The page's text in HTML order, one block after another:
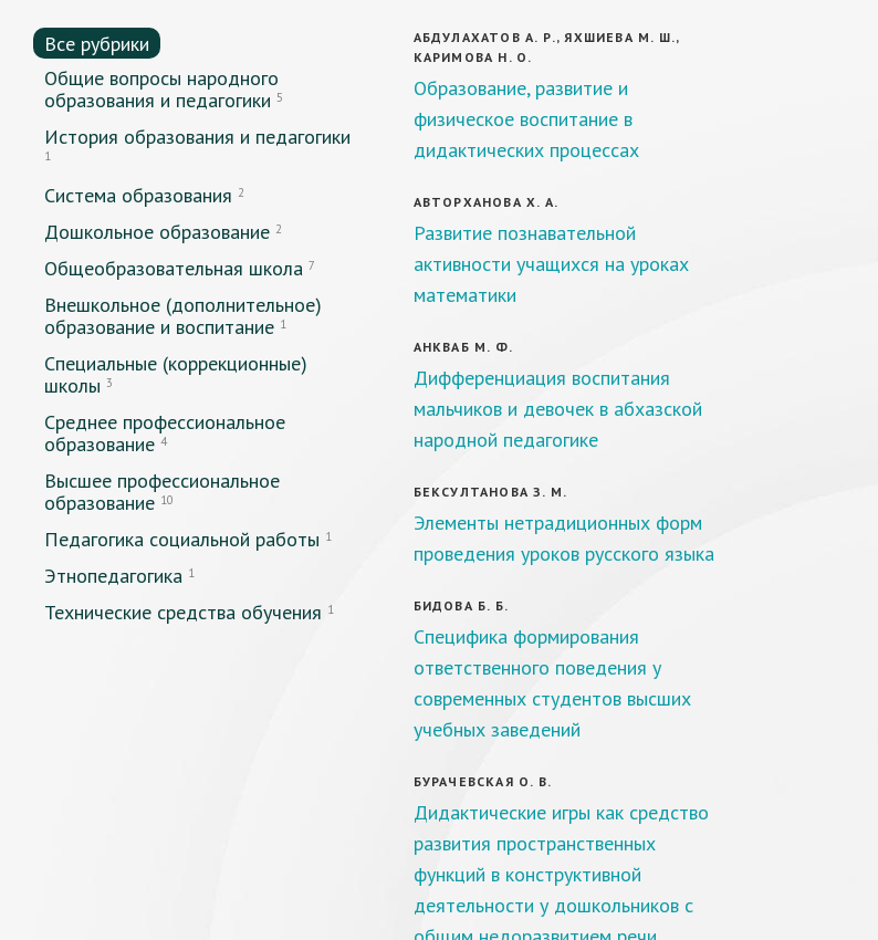
Все рубрики
Общие вопросы народного
образования и педагогики 5
История образования и педагогики
1
Система образования 2
Дошкольное образование 2
Общеобразовательная школа 7
Внешкольное (дополнительное)
образование и воспитание 1
Специальные (коррекционные)
школы 3
Среднее профессиональное
образование 4
Высшее профессиональное
образование 10
Педагогика социальной работы 1
Этнопедагогика 1
Технические средства обучения 1
АБДУЛАХАТОВ А. Р., ЯХШИЕВА М. Ш.,
КАРИМОВА Н. О.
Образование, развитие и
физическое воспитание в
дидактических процессах
АВТОРХАНОВА Х. А.
Развитие познавательной
активности учащихся на уроках
математики
АНКВАБ М. Ф.
Дифференциация воспитания
мальчиков и девочек в абхазской
народной педагогике
БЕКСУЛТАНОВА З. М.
Элементы нетрадиционных форм
проведения уроков русского языка
БИДОВА Б. Б.
Специфика формирования
ответственного поведения у
современных студентов высших
учебных заведений
БУРАЧЕВСКАЯ О. В.
Дидактические игры как средство
развития пространственных
функций в конструктивной
деятельности у дошкольников с